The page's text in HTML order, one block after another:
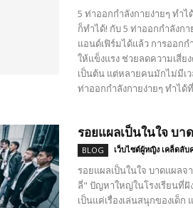
5 ท่าออกกำลังกายง่ายๆ ทำ
ก็ทำได้! กับ 5 ท่าออกกำลังก
แอนด์เฟิร์มได้แล้ว การออก
ให้แข็งแรง ช่วยลดความเสี่ย
เป็นต้น แต่หลายคนมักไม่มีเ
ท่าออกกำลังกายง่ายๆ ทำได้
รอยแผลเป็นในใจ บา
BLOG เว็บไซต์ผู้หญิง เคล็ดลับ
รอยแผลเป็นในใจ บาดแผล
ลี่" ปัญหาใหญ่ในโรงเรียนที่ฝั
เป็นแค่เรื่องเล่นสนุกของเด็